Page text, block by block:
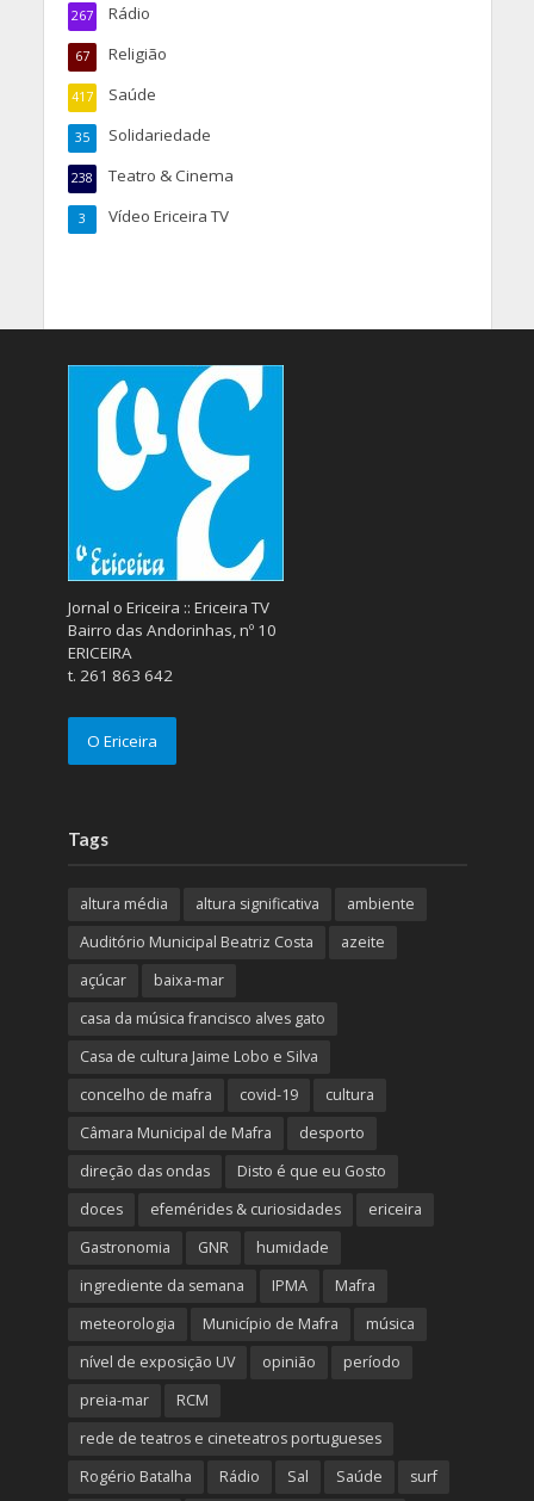
Rádio
267
Religião
67
Saúde
417
Solidariedade
35
Teatro & Cinema
238
Vídeo Ericeira TV
3
Jornal o Ericeira :: Ericeira TV
Bairro das Andorinhas, nº 10
ERICEIRA
t. 261 863 642
O Ericeira
Tags
altura média altura significativa
ambiente
Auditório Municipal Beatriz Costa
azeite
açúcar
baixa-mar
casa da música francisco alves gato
Casa de cultura Jaime Lobo e Silva
concelho de mafra
covid-19
cultura
Câmara Municipal de Mafra
desporto
direção das ondas
Disto é que eu Gosto
doces
efemérides & curiosidades
ericeira
Gastronomia
GNR
humidade
ingrediente da semana
IPMA
Mafra
meteorologia
Município de Mafra
música
nível de exposição UV
opinião
período
preia-mar
RCM
rede de teatros e cineteatros portugueses
Rogério Batalha
Rádio Sal Saúde surf